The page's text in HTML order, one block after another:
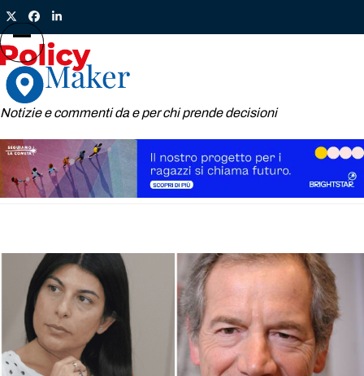
Skip
to
content
TwitterFacebook
LinkedIn
Notizie e commenti da e per chi prende decisioni
Open
mobile
menu
Close
mobile
menu